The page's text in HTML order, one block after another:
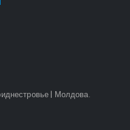
| Молдова.